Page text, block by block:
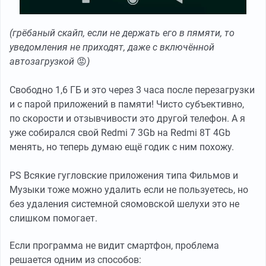
(грёбаный скайп, если не держать его в пямяти, то
уведомления не приходят, даже с включённой
автозагрузкой 😡)
Свободно 1,6 ГБ и это через 3 часа после перезагрузки
и с парой приложений в памяти! Чисто субъективно,
по скорости и отзывчивости это другой телефон. А я
уже собирался свой Redmi 7 3Gb на Redmi 8T 4Gb
менять, но теперь думаю ещё годик с ним похожу.
PS Всякие гугловские приложения типа Фильмов и
Музыки тоже можно удалить если не пользуетесь, но
без удаления системной сяомовской шелухи это не
слишком помогает.
Если программа не видит смартфон, проблема
решается одним из способов: